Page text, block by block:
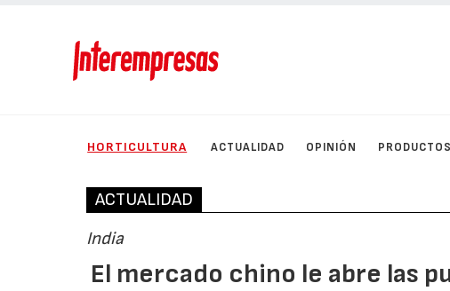
HORTICULTURA ACTUALIDAD OPINIÓN PRODUCTOS
ACTUALIDAD
India
El mercado chino le abre las